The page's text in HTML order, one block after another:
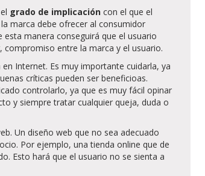
grado de implicación con el que el
marca debe ofrecer al consumidor
manera conseguirá que el usuario
compromiso entre la marca y el usuario.
Internet. Es muy importante cuidarla, ya
críticas pueden ser beneficioas.
controlarlo, ya que es muy fácil opinar
y siempre tratar cualquier queja, duda o
Un diseño web que no sea adecuado
Por ejemplo, una tienda online que de
Esto hará que el usuario no se sienta a